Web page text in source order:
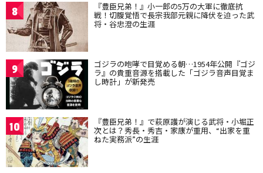
8 『豊臣兄弟！』小一郎の5万の大軍に徹底抗
戦！切腹覚悟で長宗我部元親に降伏を迫った武
将・谷忠澄の生涯
9 ゴジラの咆哮で目覚める朝…1954年公開『ゴジ
ラ』の貴重音源を搭載した「ゴジラ音声目覚ま
し時計」が新発売
10 『豊臣兄弟！』で萩原護が演じる武将・小堀正
次とは？秀長・秀吉・家康が重用、“出家を重
ねた実務派”の生涯